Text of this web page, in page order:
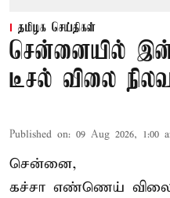
தமிழக செய்திகள்
சென்னையில்
டீசல் விலை
Published on: 09 Aug 2026, 1:00
சென்னை,
கச்சா எண்ணெய் விலை